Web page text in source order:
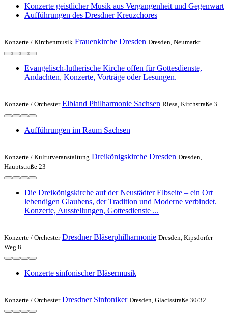
Konzerte geistlicher Musik aus Vergangenheit und Gegenwart
Aufführungen des Dresdner Kreuzchores
Konzerte / Kirchenmusik Frauenkirche Dresden Dresden, Neumarkt
Evangelisch-lutherische Kirche offen für Gottesdienste,
Andachten, Konzerte, Vorträge oder Lesungen.
Konzerte / Orchester Elbland Philharmonie Sachsen Riesa, Kirchstraße 3
Aufführungen im Raum Sachsen
Konzerte / Kulturveranstaltung Dreikönigskirche Dresden Dresden,
Hauptstraße 23
Die Dreikönigskirche auf der Neustädter Elbseite – ein Ort
lebendigen Glaubens, der Tradition und Moderne verbindet.
Konzerte, Ausstellungen, Gottesdienste ...
Konzerte / Orchester Dresdner Bläserphilharmonie Dresden , Kipsdorfer
Weg 8
Konzerte sinfonischer Bläsermusik
Konzerte / Orchester Dresdner Sinfoniker Dresden, Glacisstraße 30/32